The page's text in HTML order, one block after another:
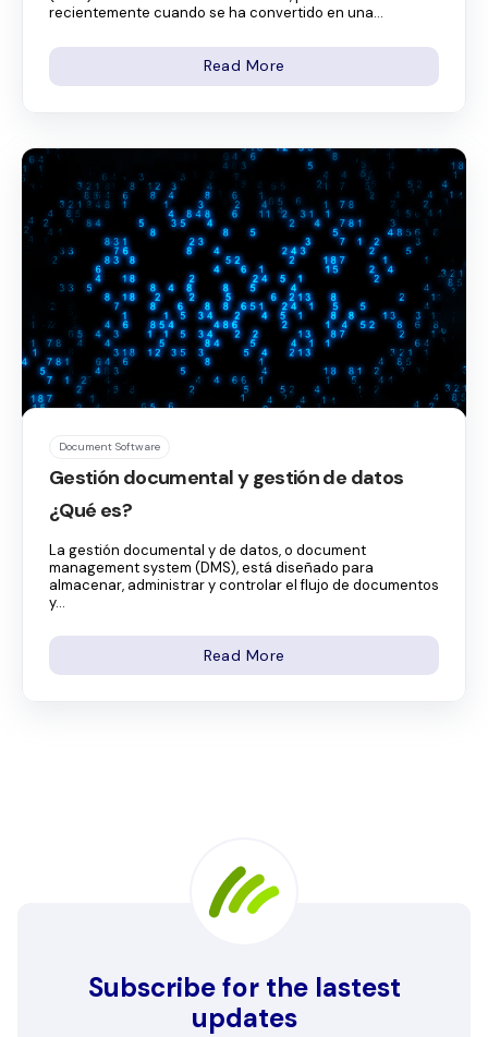
recientemente cuando se ha convertido en una...
Read More
Document Software
Gestión documental y gestión de datos
¿Qué es?
La gestión documental y de datos, o document
management system (DMS), está diseñado para
almacenar, administrar y controlar el flujo de documentos
y...
Read More
Subscribe for the lastest
updates